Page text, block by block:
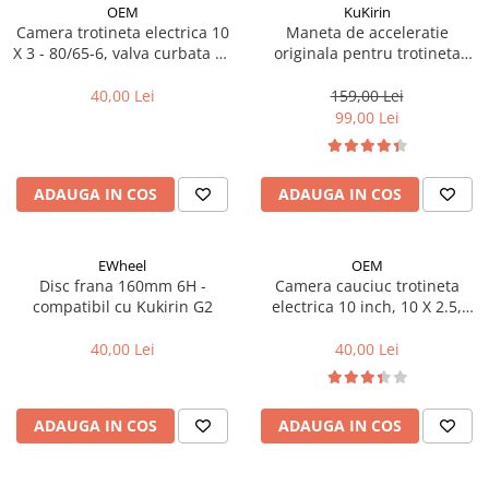
Jante bicicleta
Fond de janta
Coliere si cleme sa
Huse sa
Foi angrenaj
Angrenaj pedalier
Butuci pedalieri
Brat pedalier
Schimbatoare fata
Schimbatoare spate
Placute de frana
Componente cadru
Furca
Ghidoane
Rulmenti si suruburi
OEM
Camera trotineta electrica 10
X 3 - 80/65-6, valva curbata 90
40,00 Lei
ADAUGA IN COS
KuKirin
Maneta de acceleratie
originala pentru trotineta
159,00 Lei
99,00 Lei
ADAUGA IN COS
EWheel
Disc frana 160mm 6H -
compatibil cu Kukirin G2
40,00 Lei
ADAUGA IN COS
OEM
Camera cauciuc trotineta
electrica 10 inch, 10 X 2.5,
40,00 Lei
ADAUGA IN COS